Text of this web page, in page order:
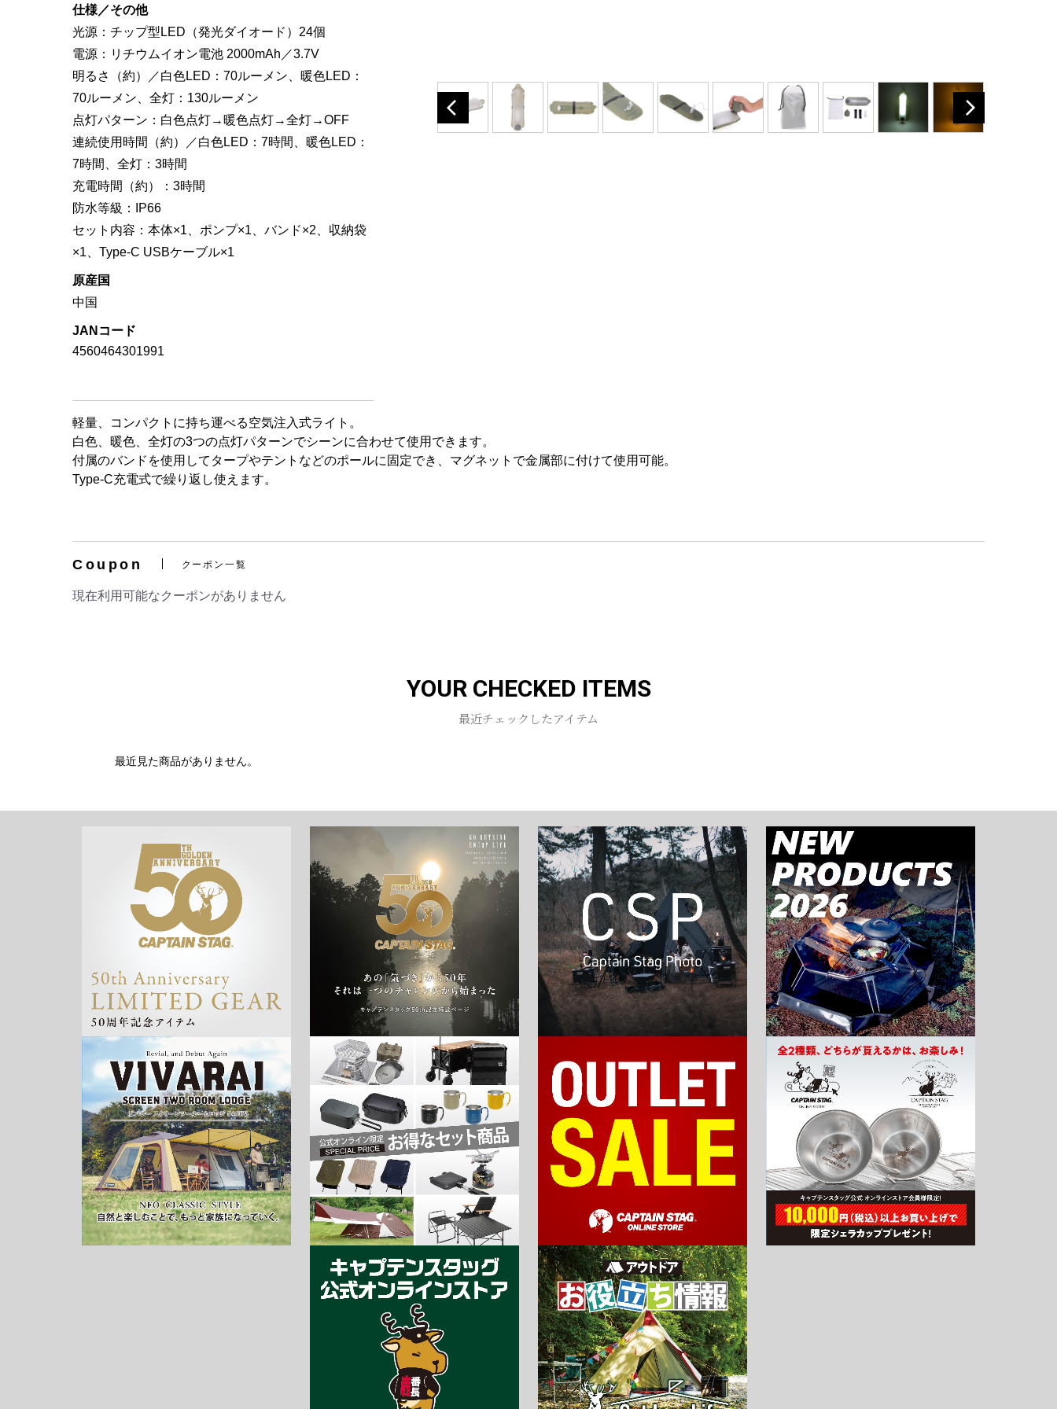
仕様／その他
光源：チップ型LED（発光ダイオード）24個
電源：リチウムイオン電池 2000mAh／3.7V
明るさ（約）／白色LED：70ルーメン、暖色LED：
70ルーメン、全灯：130ルーメン
点灯パターン：白色点灯→暖色点灯→全灯→OFF
連続使用時間（約）／白色LED：7時間、暖色LED：
7時間、全灯：3時間
充電時間（約）：3時間
防水等級：IP66
セット内容：本体×1、ポンプ×1、バンド×2、収納袋
×1、Type-C USBケーブル×1
原産国
中国
JANコード
4560464301991
軽量、コンパクトに持ち運べる空気注入式ライト。
白色、暖色、全灯の3つの点灯パターンでシーンに合わせて使用できます。
付属のバンドを使用してタープやテントなどのポールに固定でき、マグネットで金属部に付けて使用可能。
Type-C充電式で繰り返し使えます。
Coupon クーポン一覧
現在利用可能なクーポンがありません
YOUR CHECKED ITEMS
最近チェックしたアイテム
最近見た商品がありません。